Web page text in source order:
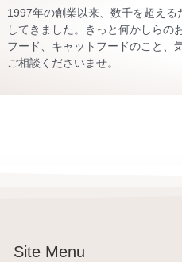
1997年の創業以来、数千を超え
してきました。きっと何かしらの
フード、キャットフードのこと、
ご相談くださいませ。
Site Menu